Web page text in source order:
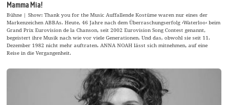
Mamma Mia!
Bühne | Show: Thank you for the Music Auffallende Kostüme waren nur eines der
Markenzeichen ABBAs. Heute, 46 Jahre nach dem Überraschungserfolg ›Waterloo‹ beim
Grand Prix Eurovision de la Chanson, seit 2002 Eurovision Song Contest genannt,
begeistert ihre Musik nach wie vor viele Generationen. Und das, obwohl sie seit 11.
Dezember 1982 nicht mehr auftraten. ANNA NOAH lässt sich mitnehmen, auf eine
Reise in die Vergangenheit.